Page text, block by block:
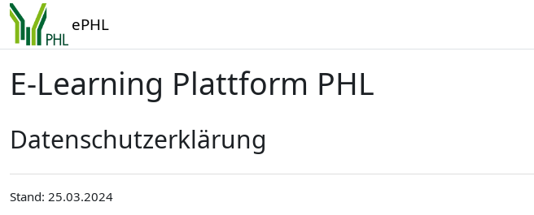
Zum Hauptinhalt
ePHL
E-Learning Plattform PHL
Datenschutzerklärung
Stand: 25.03.2024